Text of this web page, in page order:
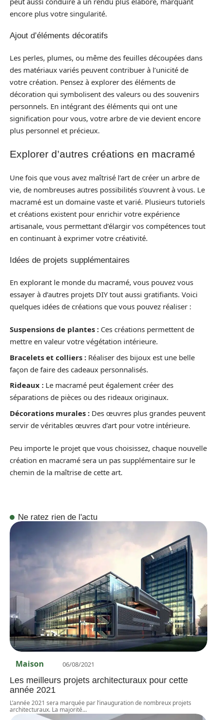
encore plus votre singularité.
Ajout d’éléments décoratifs
Les perles, plumes, ou même des feuilles découpées dans
des matériaux variés peuvent contribuer à l’unicité de
votre création. Pensez à explorer des éléments de
décoration qui symbolisent des valeurs ou des souvenirs
personnels. En intégrant des éléments qui ont une
signification pour vous, votre arbre de vie devient encore
plus personnel et précieux.
Explorer d’autres créations en macramé
Une fois que vous avez maîtrisé l’art de créer un arbre de
vie, de nombreuses autres possibilités s’ouvrent à vous. Le
macramé est un domaine vaste et varié. Plusieurs tutoriels
et créations existent pour enrichir votre expérience
artisanale, vous permettant d’élargir vos compétences tout
en continuant à exprimer votre créativité.
Idées de projets supplémentaires
En explorant le monde du macramé, vous pouvez vous
essayer à d’autres projets DIY tout aussi gratifiants. Voici
quelques idées de créations que vous pouvez réaliser :
Suspensions de plantes : Ces créations permettent de
mettre en valeur votre végétation intérieure.
Bracelets et colliers : Réaliser des bijoux est une belle
façon de faire des cadeaux personnalisés.
Rideaux : Le macramé peut également créer des
séparations de pièces ou des rideaux originaux.
Décorations murales : Des œuvres plus grandes peuvent
servir de véritables œuvres d’art pour votre intérieure.
Peu importe le projet que vous choisissez, chaque nouvelle
création en macramé sera un pas supplémentaire sur le
chemin de la maîtrise de cette art.
Ne ratez rien de l'actu
Maison 06/08/2021
Les meilleurs projets architecturaux pour cette
année 2021
L’année 2021 sera marquée par l’inauguration de nombreux projets
architecturaux. La majorité…